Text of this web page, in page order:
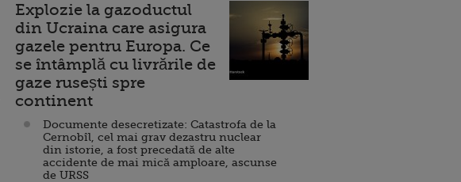
Explozie la gazoductul
din Ucraina care asigura
gazele pentru Europa. Ce
se întâmplă cu livrările de
gaze rusești spre
continent
Documente desecretizate: Catastrofa de la
Cernobîl, cel mai grav dezastru nuclear
din istorie, a fost precedată de alte
accidente de mai mică amploare, ascunse
de URSS